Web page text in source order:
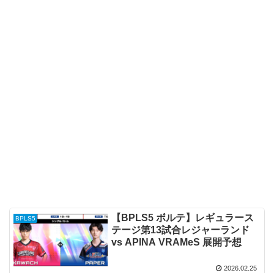
BPLS5
【BPLS5 ボルテ】レギュラース
テージ第13試合レジャーランド
vs APINA VRAMeS 展開予想
2026.02.25